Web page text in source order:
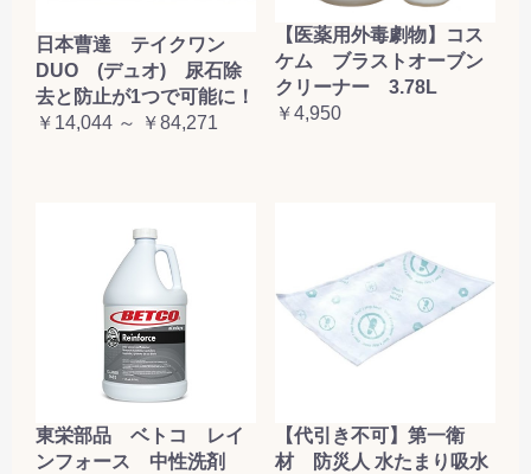
日本曹達 テイクワン
DUO (デュオ) 尿石除
去と防止が1つで可能に！
￥14,044 ～ ￥84,271
【医薬用外毒劇物】コス
ケム ブラストオーブン
クリーナー 3.78L
￥4,950
東栄部品 ベトコ レイ
ンフォース 中性洗剤
【代引き不可】第一衛
材 防災人 水たまり吸水